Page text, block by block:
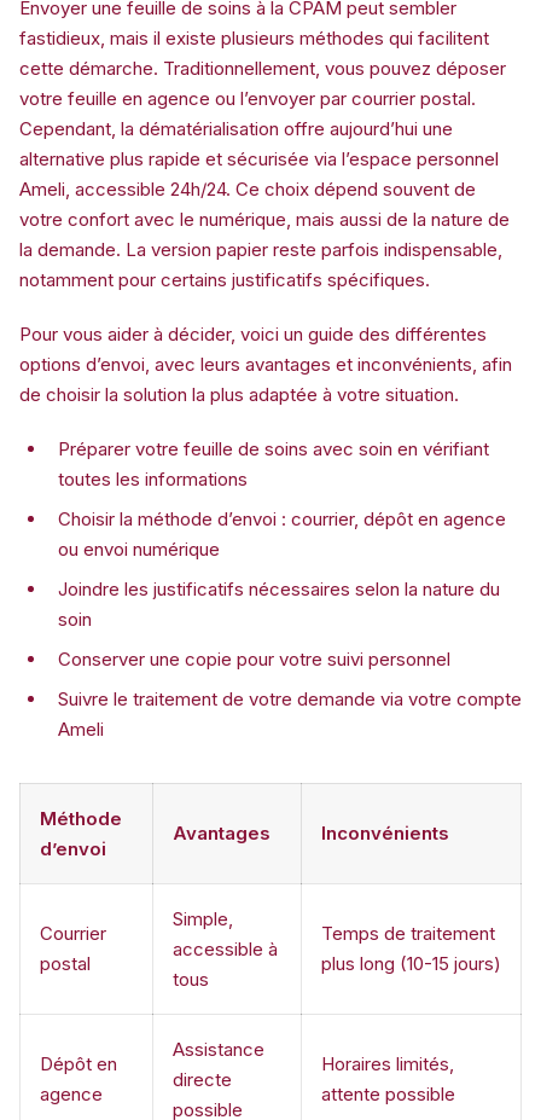
Envoyer une feuille de soins à la CPAM peut sembler
fastidieux, mais il existe plusieurs méthodes qui facilitent
cette démarche. Traditionnellement, vous pouvez déposer
votre feuille en agence ou l’envoyer par courrier postal.
Cependant, la dématérialisation offre aujourd’hui une
alternative plus rapide et sécurisée via l’espace personnel
Ameli, accessible 24h/24. Ce choix dépend souvent de
votre confort avec le numérique, mais aussi de la nature de
la demande. La version papier reste parfois indispensable,
notamment pour certains justificatifs spécifiques.
Pour vous aider à décider, voici un guide des différentes
options d’envoi, avec leurs avantages et inconvénients, afin
de choisir la solution la plus adaptée à votre situation.
Préparer votre feuille de soins avec soin en vérifiant
toutes les informations
Choisir la méthode d’envoi : courrier, dépôt en agence
ou envoi numérique
Joindre les justificatifs nécessaires selon la nature du
soin
Conserver une copie pour votre suivi personnel
Suivre le traitement de votre demande via votre compte
Ameli
Méthode
d’envoi
Avantages Inconvénients
Courrier
postal
Simple,
accessible à
tous
Temps de traitement
plus long (10-15 jours)
Dépôt en
agence
Assistance
directe
possible
Horaires limités,
attente possible